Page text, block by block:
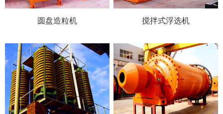
圆盘造粒机 搅拌式浮选机